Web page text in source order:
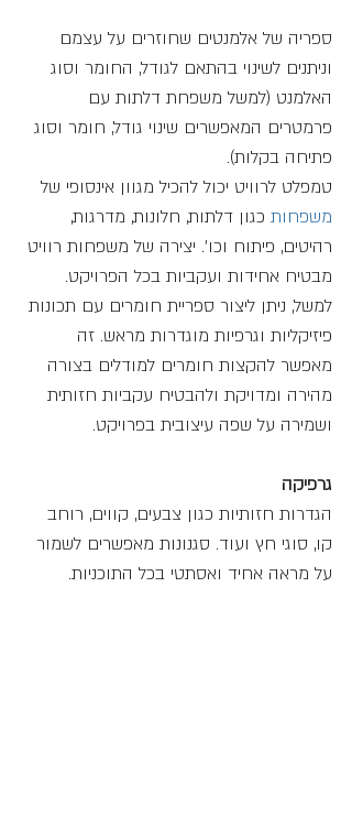
ספריה של אלמנטים שחוזרים על עצמם
וניתנים לשינוי בהתאם לגודל, החומר וסוג
האלמנט (למשל משפחת דלתות עם
פרמטרים המאפשרים שינוי גודל, חומר וסוג
פתיחה בקלות).
טמפלט לרוויט יכול להכיל מגוון אינסופי של
משפחות כגון דלתות, חלונות, מדרגות,
רהיטים, פיתוח וכו'. יצירה של משפחות רוויט
מבטיח אחידות ועקביות בכל הפרויקט.
למשל, ניתן ליצור ספריית חומרים עם תכונות
פיזיקליות וגרפיות מוגדרות מראש. זה
מאפשר להקצות חומרים למודלים בצורה
מהירה ומדויקת ולהבטיח עקביות חזותית
ושמירה על שפה עיצובית בפרויקט.
גרפיקה
הגדרות חזותיות כגון צבעים, קווים, רוחב
קו, סוגי חץ ועוד. סגנונות מאפשרים לשמור
על מראה אחיד ואסתטי בכל התוכניות.